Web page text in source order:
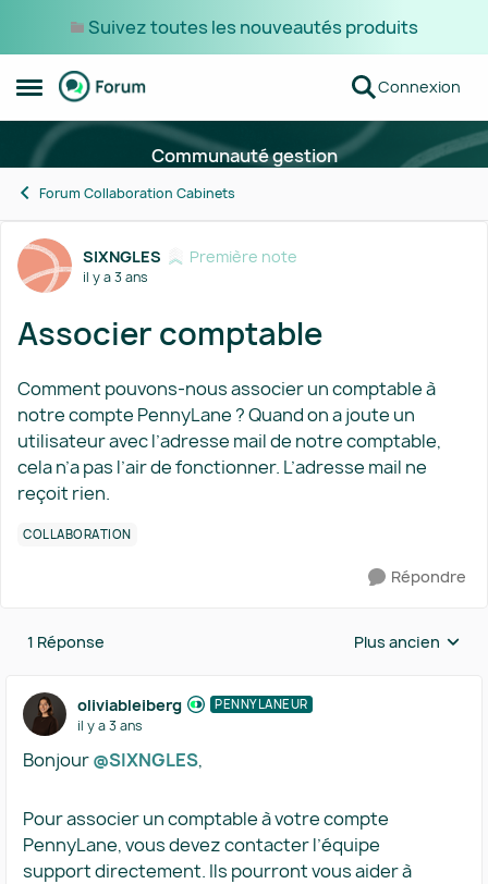
Suivez toutes les nouveautés produits
Ouvrir Menu Latéral
Passer au contenu Connexion
Communauté gestion
Forum Collaboration Cabinets
Forum Discussion
SIXNGLES Première note
il y a 3 ans
Associer comptable
Comment pouvons-nous associer un comptable à
notre compte PennyLane ? Quand on a joute un
utilisateur avec l’adresse mail de notre comptable,
cela n’a pas l’air de fonctionner. L’adresse mail ne
reçoit rien.
COLLABORATION
Répondre
1 Réponse Réponses triées
Plus ancien
oliviableiberg PENNYLANEUR
il y a 3 ans
Bonjour@SIXNGLES,
Pour associer un comptable à votre compte
PennyLane, vous devez contacter l’équipe
support directement. Ils pourront vous aider à